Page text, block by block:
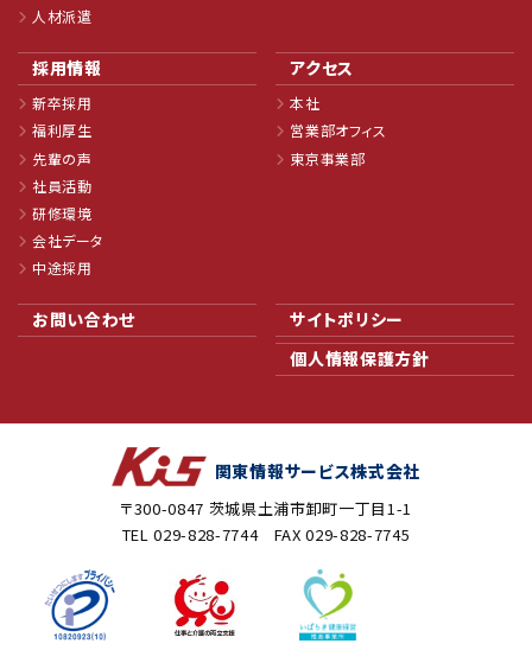
人材派遣
採用情報
新卒採用
福利厚生
先輩の声
社員活動
研修環境
会社データ
中途採用
アクセス
本社
営業部オフィス
東京事業部
お問い合わせ
サイトポリシー
個人情報保護方針
関東情報サービス株式会社
〒300-0847 茨城県土浦市卸町一丁目1-1
TEL029-828-7744FAX029-828-7745